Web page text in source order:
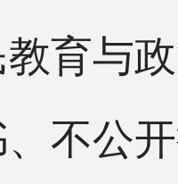
育与
不公